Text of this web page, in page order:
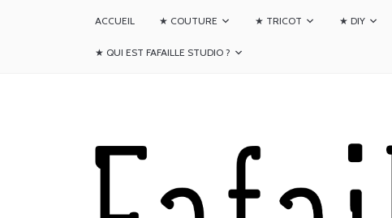
ACCUEIL ★ COUTURE ★ TRICOT ★ DIY
★ QUI EST FAFAILLE STUDIO ?